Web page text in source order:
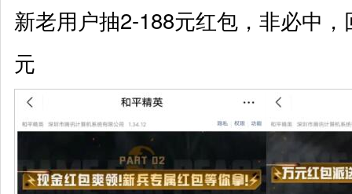
新老用户抽2-188元红包，非必中
元